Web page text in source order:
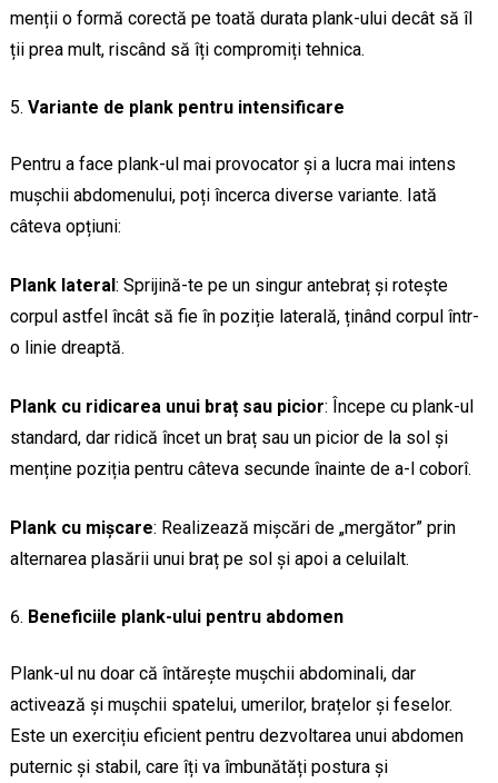
menții o formă corectă pe toată durata plank-ului decât să îl
ții prea mult, riscând să îți compromiți tehnica.
Variante de plank pentru intensificare
Pentru a face plank-ul mai provocator și a lucra mai intens
mușchii abdomenului, poți încerca diverse variante. Iată
câteva opțiuni:
Plank lateral : Sprijină-te pe un singur antebraț și rotește
corpul astfel încât să fie în poziție laterală, ținând corpul într-
o linie dreaptă.
Plank cu ridicarea unui braț sau picior: Începe cu plank-ul
standard, dar ridică încet un braț sau un picior de la sol și
menține poziția pentru câteva secunde înainte de a-l coborî.
Plank cu mișcare: Realizează mișcări de „mergător” prin
alternarea plasării unui braț pe sol și apoi a celuilalt.
Beneficiile plank-ului pentru abdomen
Plank-ul nu doar că întărește mușchii abdominali, dar
activează și mușchii spatelui, umerilor, brațelor și feselor.
Este un exercițiu eficient pentru dezvoltarea unui abdomen
puternic și stabil, care îți va îmbunătăți postura și